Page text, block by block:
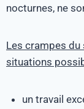
nocturnes, ne
Les crampes
situations
un travail